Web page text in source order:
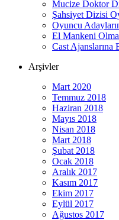
Mucize Doktor
Şahsiyet Dizisi
Oyuncu
El Mankeni
Cast Ajanslarına
Arşivler
Mart 2020
Temmuz 2018
Haziran 2018
Mayıs 2018
Nisan 2018
Mart 2018
Şubat 2018
Ocak 2018
Aralık 2017
Kasım 2017
Ekim 2017
Eylül 2017
Ağustos 2017